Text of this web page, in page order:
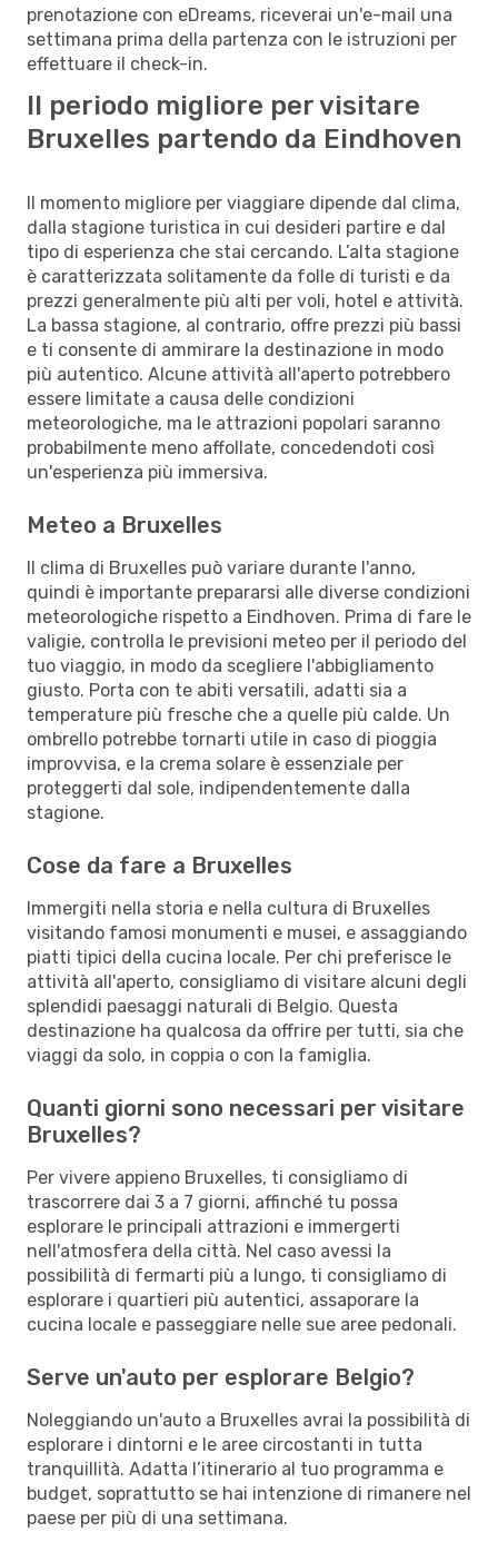
prenotazione con eDreams, riceverai un'e-mail una
settimana prima della partenza con le istruzioni per
effettuare il check-in.
Il periodo migliore per visitare
Bruxelles partendo da Eindhoven
Il momento migliore per viaggiare dipende dal clima,
dalla stagione turistica in cui desideri partire e dal
tipo di esperienza che stai cercando. L’alta stagione
è caratterizzata solitamente da folle di turisti e da
prezzi generalmente più alti per voli, hotel e attività.
La bassa stagione, al contrario, offre prezzi più bassi
e ti consente di ammirare la destinazione in modo
più autentico. Alcune attività all'aperto potrebbero
essere limitate a causa delle condizioni
meteorologiche, ma le attrazioni popolari saranno
probabilmente meno affollate, concedendoti così
un'esperienza più immersiva.
Meteo a Bruxelles
Il clima di Bruxelles può variare durante l'anno,
quindi è importante prepararsi alle diverse condizioni
meteorologiche rispetto a Eindhoven. Prima di fare le
valigie, controlla le previsioni meteo per il periodo del
tuo viaggio, in modo da scegliere l'abbigliamento
giusto. Porta con te abiti versatili, adatti sia a
temperature più fresche che a quelle più calde. Un
ombrello potrebbe tornarti utile in caso di pioggia
improvvisa, e la crema solare è essenziale per
proteggerti dal sole, indipendentemente dalla
stagione.
Cose da fare a Bruxelles
Immergiti nella storia e nella cultura di Bruxelles
visitando famosi monumenti e musei, e assaggiando
piatti tipici della cucina locale. Per chi preferisce le
attività all'aperto, consigliamo di visitare alcuni degli
splendidi paesaggi naturali di Belgio. Questa
destinazione ha qualcosa da offrire per tutti, sia che
viaggi da solo, in coppia o con la famiglia.
Quanti giorni sono necessari per visitare
Bruxelles?
Per vivere appieno Bruxelles, ti consigliamo di
trascorrere dai 3 a 7 giorni, affinché tu possa
esplorare le principali attrazioni e immergerti
nell'atmosfera della città. Nel caso avessi la
possibilità di fermarti più a lungo, ti consigliamo di
esplorare i quartieri più autentici, assaporare la
cucina locale e passeggiare nelle sue aree pedonali.
Serve un'auto per esplorare Belgio?
Noleggiando un'auto a Bruxelles avrai la possibilità di
esplorare i dintorni e le aree circostanti in tutta
tranquillità. Adatta l’itinerario al tuo programma e
budget, soprattutto se hai intenzione di rimanere nel
paese per più di una settimana.